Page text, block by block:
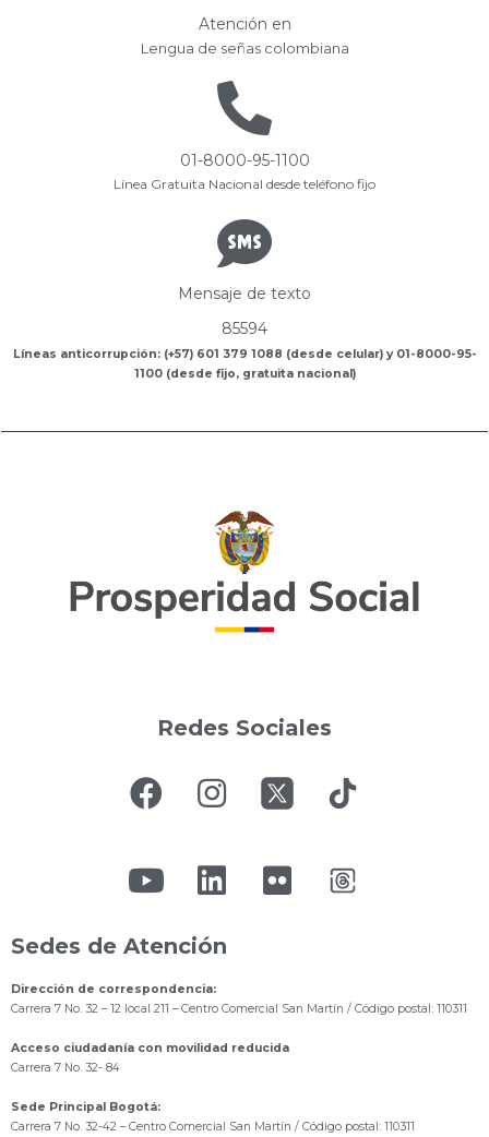
Atención en
Lengua de señas colombiana
01-8000-95-1100
Línea Gratuita Nacional desde teléfono fijo
Mensaje de texto
85594
Líneas anticorrupción: (+57) 601 379 1088 (desde celular) y 01-8000-95-
1100 (desde fijo, gratuita nacional)
Redes Sociales
Sedes de Atención
Dirección de correspondencia:
Carrera 7 No. 32 – 12 local 211 – Centro Comercial San Martín / Código postal: 110311
Acceso ciudadanía con movilidad reducida
Carrera 7 No. 32- 84
Sede Principal Bogotá:
Carrera 7 No. 32-42 – Centro Comercial San Martín / Código postal: 110311